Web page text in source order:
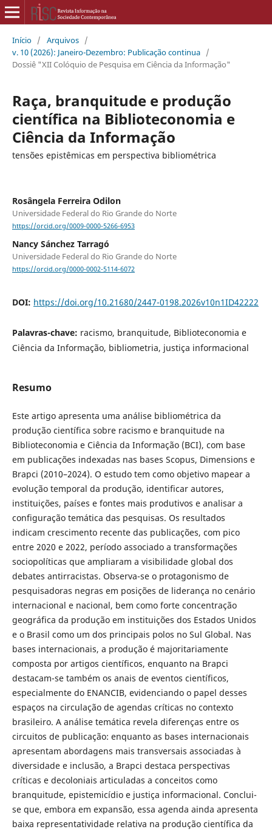
Início / Arquivos /
v. 10 (2026): Janeiro-Dezembro: Publicação continua /
Dossiê "XII Colóquio de Pesquisa em Ciência da Informação"
Raça, branquitude e produção
científica na Biblioteconomia e
Ciência da Informação
tensões epistêmicas em perspectiva bibliométrica
Rosângela Ferreira Odilon
Universidade Federal do Rio Grande do Norte
https://orcid.org/0009-0000-5266-6953
Nancy Sánchez Tarragó
Universidade Federal do Rio Grande do Norte
https://orcid.org/0000-0002-5114-6072
DOI: https://doi.org/10.21680/2447-0198.2026v10n1ID42222
Palavras-chave: racismo, branquitude, Biblioteconomia e
Ciência da Informação, bibliometria, justiça informacional
Resumo
Este artigo apresenta uma análise bibliométrica da
produção científica sobre racismo e branquitude na
Biblioteconomia e Ciência da Informação (BCI), com base
em publicações indexadas nas bases Scopus, Dimensions e
Brapci (2010–2024). O estudo tem como objetivo mapear a
evolução temporal da produção, identificar autores,
instituições, países e fontes mais produtivos e analisar a
configuração temática das pesquisas. Os resultados
indicam crescimento recente das publicações, com pico
entre 2020 e 2022, período associado a transformações
sociopolíticas que ampliaram a visibilidade global dos
debates antirracistas. Observa-se o protagonismo de
pesquisadoras negras em posições de liderança no cenário
internacional e nacional, bem como forte concentração
geográfica da produção em instituições dos Estados Unidos
e o Brasil como um dos principais polos no Sul Global. Nas
bases internacionais, a produção é majoritariamente
composta por artigos científicos, enquanto na Brapci
destacam-se também os anais de eventos científicos,
especialmente do ENANCIB, evidenciando o papel desses
espaços na circulação de agendas críticas no contexto
brasileiro. A análise temática revela diferenças entre os
circuitos de publicação: enquanto as bases internacionais
apresentam abordagens mais transversais associadas à
diversidade e inclusão, a Brapci destaca perspectivas
críticas e decoloniais articuladas a conceitos como
branquitude, epistemicídio e justiça informacional. Conclui-
se que, embora em expansão, essa agenda ainda apresenta
baixa representatividade relativa na produção científica da